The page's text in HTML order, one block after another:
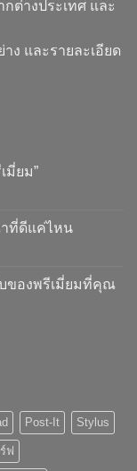
ต่างประเทศ และ
ง และรายละเอียด
มี่ยม”
ที่ดีแค่ไหน
ของพรีเมี่ยมที่คุณ
Post-It Stylus
ฟ